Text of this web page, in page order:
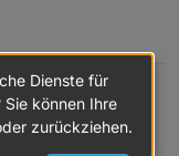
Dienste für
Sie können Ihre
zurückziehen.